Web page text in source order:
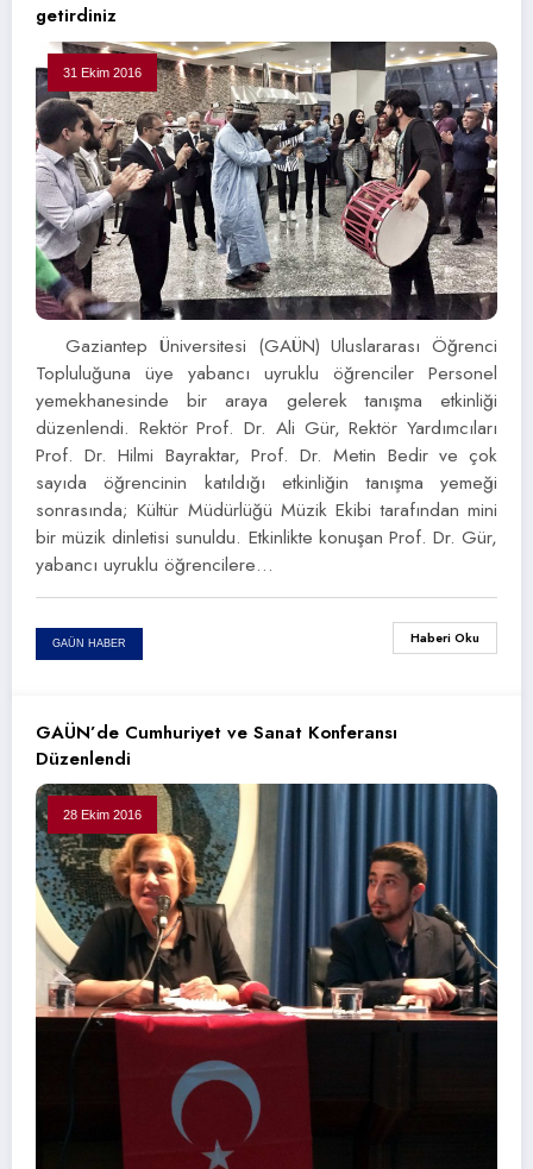
getirdiniz
31 Ekim 2016
Gaziantep Üniversitesi (GAÜN) Uluslararası Öğrenci
Topluluğuna üye yabancı uyruklu öğrenciler Personel
yemekhanesinde bir araya gelerek tanışma etkinliği
düzenlendi. Rektör Prof. Dr. Ali Gür, Rektör Yardımcıları
Prof. Dr. Hilmi Bayraktar, Prof. Dr. Metin Bedir ve çok
sayıda öğrencinin katıldığı etkinliğin tanışma yemeği
sonrasında; Kültür Müdürlüğü Müzik Ekibi tarafından mini
bir müzik dinletisi sunuldu. Etkinlikte konuşan Prof. Dr. Gür,
yabancı uyruklu öğrencilere…
GAÜN HABER Haberi Oku
GAÜN’de Cumhuriyet ve Sanat Konferansı
Düzenlendi
28 Ekim 2016